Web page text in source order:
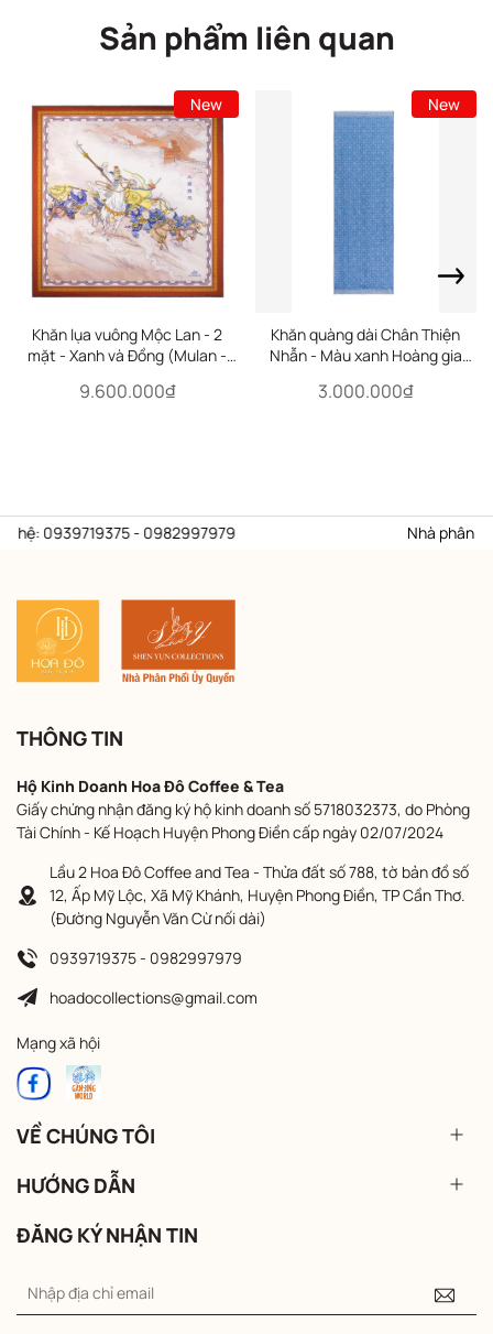
Sản phẩm liên quan
New
Khăn lụa vuông Mộc Lan - 2
mặt - Xanh và Đồng (Mulan -
9.600.000₫
New
Khăn quàng dài Chân Thiện
Nhẫn - Màu xanh Hoàng gia
3.000.000₫
0939719375 - 0982997979 Nhà phân
THÔNG TIN
Hộ Kinh Doanh Hoa Đô Coffee & Tea
Giấy chứng nhận đăng ký hộ kinh doanh số 5718032373, do Phòng
Tài Chính - Kế Hoạch Huyện Phong Điền cấp ngày 02/07/2024
Lầu 2 Hoa Đô Coffee and Tea - Thửa đất số 788, tờ bản đồ số
12, Ấp Mỹ Lộc, Xã Mỹ Khánh, Huyện Phong Điền, TP Cần Thơ.
(Đường Nguyễn Văn Cừ nối dài)
0939719375 - 0982997979
hoadocollections@gmail.com
Mạng xã hội
VỀ CHÚNG TÔI
HƯỚNG DẪN
ĐĂNG KÝ NHẬN TIN